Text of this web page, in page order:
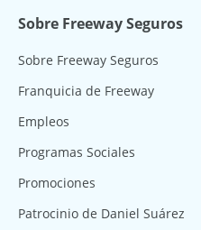
Sobre Freeway Seguros
Sobre Freeway Seguros
Franquicia de Freeway
Empleos
Programas Sociales
Promociones
Patrocinio de Daniel Suárez